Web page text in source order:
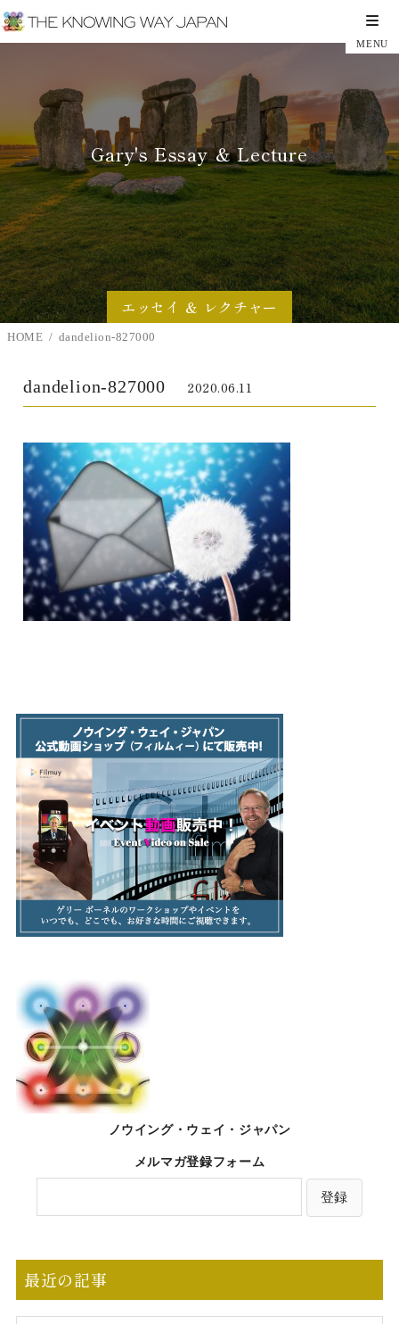
エッセイ ＆ レクチャー
Gary's Essay ＆ Lecture
HOME dandelion-827000
dandelion-827000 2020.06.11
ノウイング・ウェイ・ジャパン
メルマガ登録フォーム
最近の記事